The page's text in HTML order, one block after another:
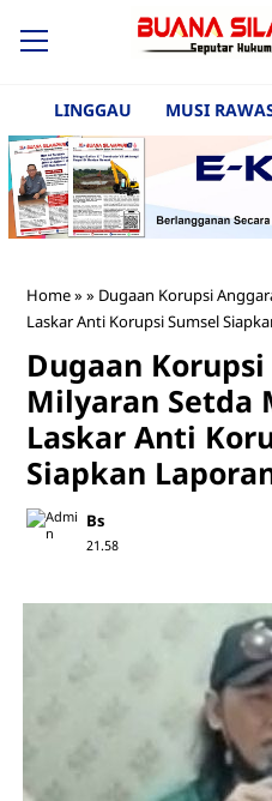
LINGGAU MUSI
Home» » Dugaan Korupsi
Laskar Anti Korupsi Sumsel
Dugaan
Milyaran Setda
Laskar Anti
Siapkan
Bs
21.58